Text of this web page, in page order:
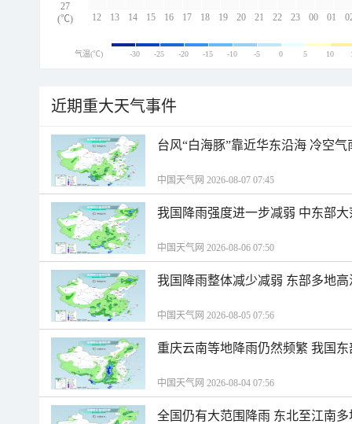
12 13 14 15 16 17 18 19 20 21 22 23 00 01
27
(℃)
气温(℃) -30 -25 -20 -15 -10 -5 0 5 10
近期重大天气事件
台风“白海豚”靠近华东沿海 冷空
中国天气网 2026-08-07 07:45
我国降雨强度进一步减弱 中东部
中国天气网 2026-08-06 07:50
我国降雨整体减少减弱 东部多地
中国天气网 2026-08-05 07:56
重庆云南等地降雨仍然频繁 我国
中国天气网 2026-08-04 07:56
全国仍有大范围降雨 东北至江南